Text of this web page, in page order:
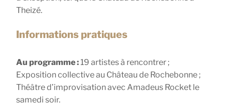
Theizé.
Informations pratiques
Au programme : 19 artistes à rencontrer ;
Exposition collective au Château de Rochebonne ;
Théâtre d’improvisation avec Amadeus Rocket le
samedi soir.